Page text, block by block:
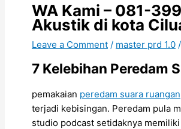
WA Kami – 081-
Akustik di kota
Leave a Comment / master prd 1.0
7 Kelebihan Peredam
pemakaian peredam suara ruangan
terjadi kebisingan. Peredam pula
studio podcast setidaknya